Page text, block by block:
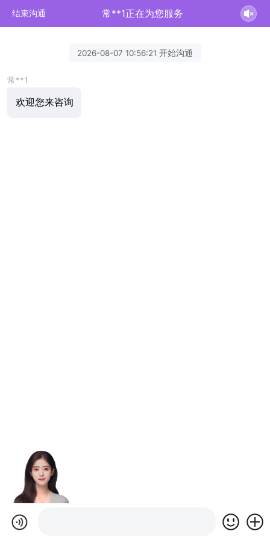
结束沟通 常**1正在为您服务
2026-08-07 10:56:21 开始沟通
常**1
欢迎您来咨询